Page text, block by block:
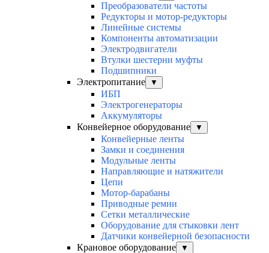
Преобразователи частоты
Редукторы и мотор-редукторы
Линейные системы
Компоненты автоматизации
Электродвигатели
Втулки шестерни муфты
Подшипники
Электропитание
▼
ИБП
Электрогенераторы
Аккумуляторы
Конвейерное оборудование
▼
Конвейерные ленты
Замки и соединения
Модульные ленты
Направляющие и натяжители
Цепи
Мотор-барабаны
Приводные ремни
Сетки металлические
Оборудование для стыковки лент
Датчики конвейерной безопасности
Крановое оборудование
▼